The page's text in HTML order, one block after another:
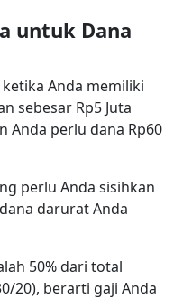
untuk Dana
Anda memiliki
sebesar Rp5 Juta
Anda perlu dana Rp60
perlu Anda sisihkan
darurat Anda
50% dari total
20), berarti gaji Anda